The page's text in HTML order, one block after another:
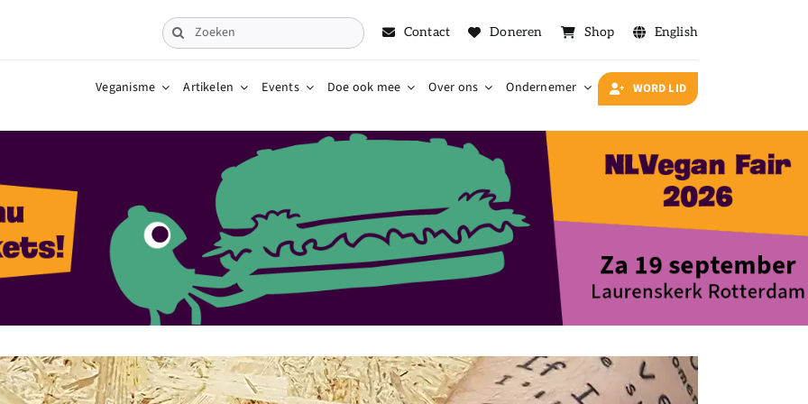
Zoeken
naar:
Contact Doneren Shop English
Veganisme Artikelen Events Doe ook mee Over ons Ondernemer WORD LID